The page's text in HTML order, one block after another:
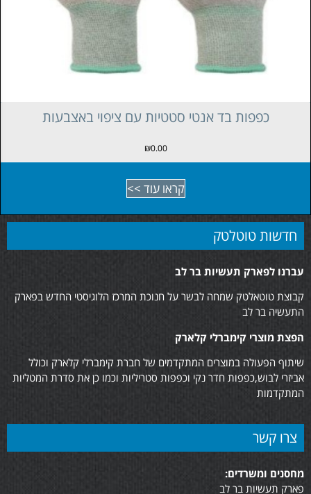
קופסאת פוליגל אנטי סטטית ללא חוצצים
קראו עוד >>
חדשות טוטלטק
עברנו לפארק תעשיות בר לב
קבוצת טוטאלטק שמחה לבשר על חנוכת המרכז הלוגיסטי החדש בפארק
התעשיה בר לב
הפצת מוצרי קימברלי קלארק
שיתוף הפעולה במוצרים המתקדמים של חברת קימברלי קלארק וכולל
אביזרי לבוש,כפפות חדר נקי וכפפות סטריליות וכמו כן את סדרת המטליות
המתקדמות
צרו קשר
מחסנים ומשרדים:
פארק תעשיות בר לב